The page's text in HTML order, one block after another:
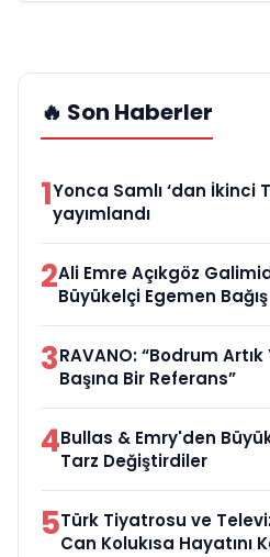
🔥 Son Haberler
1Yonca Samlı ‘dan İkinci
yayımlandı
2Ali Emre Açıkgöz
Büyükelçi Egemen
3RAVANO: “Bodrum
Başına Bir Referans”
4Bullas & Emry'den
Tarz Değiştirdiler
5Türk Tiyatrosu ve
Can Kolukısa Hayatını